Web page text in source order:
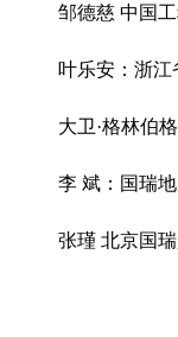
李 斌：国瑞
张瑾 北京国